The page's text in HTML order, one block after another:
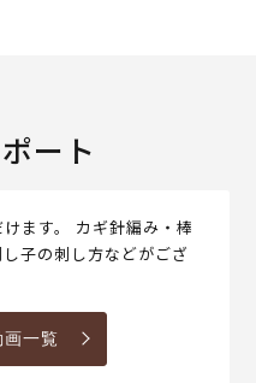
ート
ます。 カギ針編み・棒
子の刺し方などがござ
画一覧